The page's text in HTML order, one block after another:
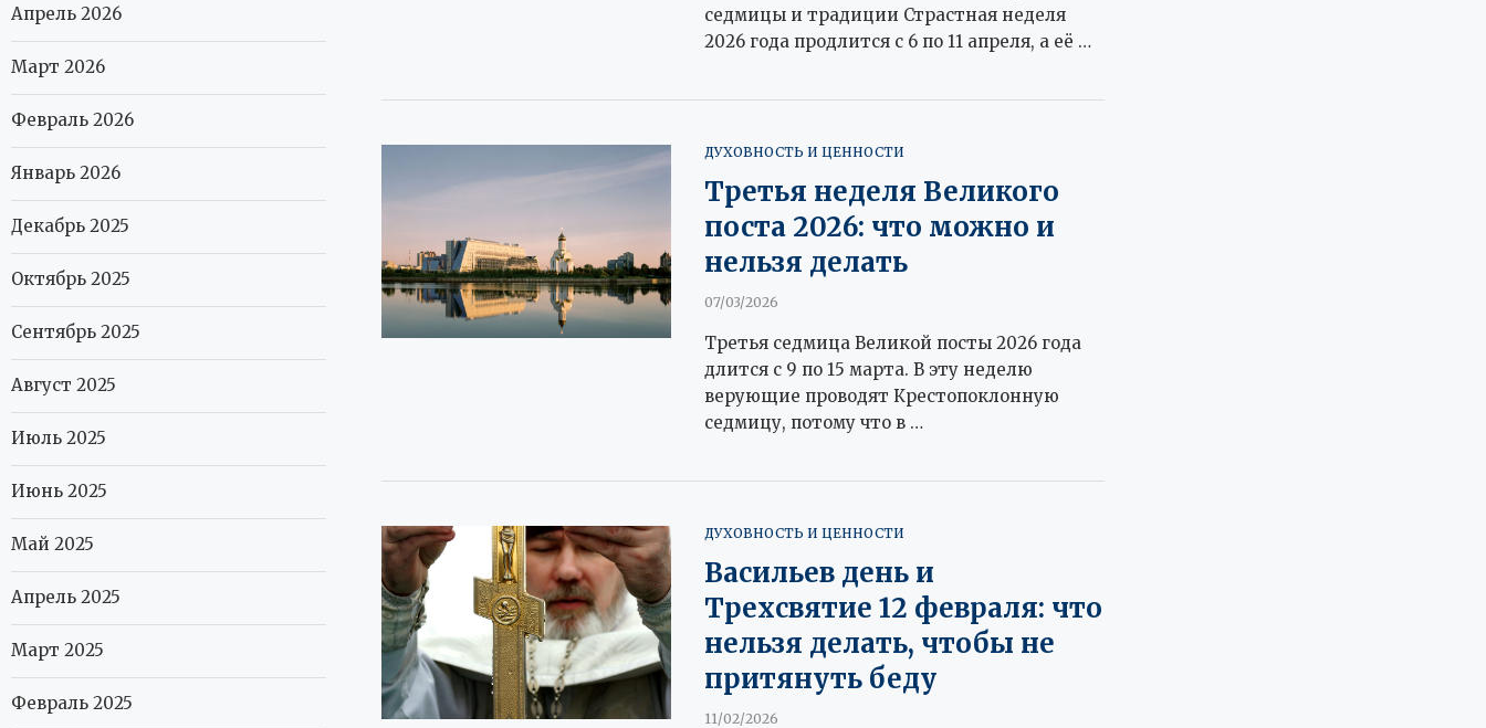
седмицы и традиции Страстная неделя
2026 года продлится с 6 по 11 апреля, а её …
ДУХОВНОСТЬ И ЦЕННОСТИ
Третья неделя Великого
поста 2026: что можно и
нельзя делать
07/03/2026
Третья седмица Великой посты 2026 года
длится с 9 по 15 марта. В эту неделю
верующие проводят Крестопоклонную
седмицу, потому что в …
ДУХОВНОСТЬ И ЦЕННОСТИ
Васильев день и
Трехсвятие 12 февраля: что
нельзя делать, чтобы не
притянуть беду
11/02/2026
Апрель 2026
Март 2026
Февраль 2026
Январь 2026
Декабрь 2025
Октябрь 2025
Сентябрь 2025
Август 2025
Июль 2025
Июнь 2025
Май 2025
Апрель 2025
Март 2025
Февраль 2025